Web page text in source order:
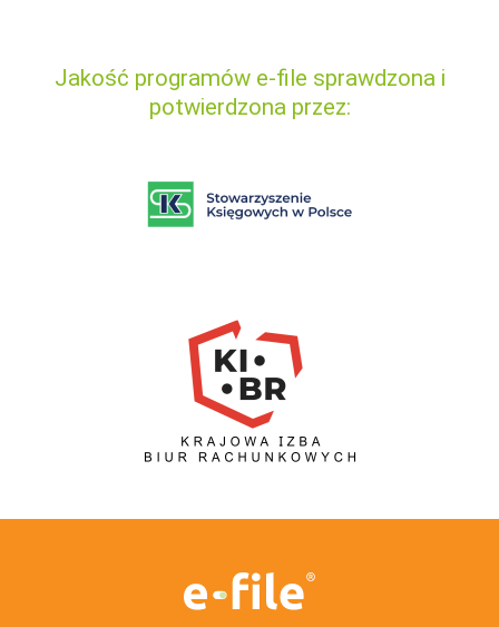
Jakość programów e-file sprawdzona i
potwierdzona przez: